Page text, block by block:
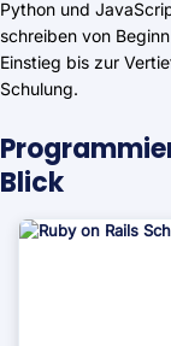
Python und
schreiben von
Einstieg bis zur
Schulung.
Blick